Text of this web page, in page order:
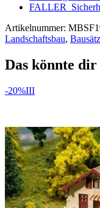
Artikelnummer:
Landschaftsbau,
Das könnte
-20%III